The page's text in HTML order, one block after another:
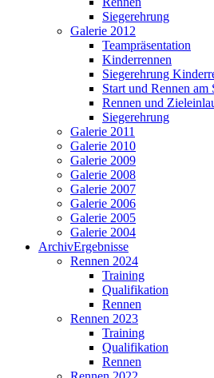
Siegerehrung
Galerie 2012
Teampräsentation
Kinderrennen
Siegerehrung
Start und Rennen am
Rennen und
Siegerehrung
Galerie 2011
Galerie 2010
Galerie 2009
Galerie 2008
Galerie 2007
Galerie 2006
Galerie 2005
Galerie 2004
ArchivErgebnisse
Rennen 2024
Training
Qualifikation
Rennen
Rennen 2023
Training
Qualifikation
Rennen